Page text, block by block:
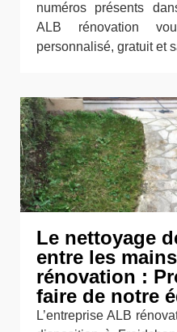
numéros présents
ALB rénovation
personnalisé, gratuit et
Le nettoyage
entre les
rénovation :
faire de notre
L’entreprise ALB